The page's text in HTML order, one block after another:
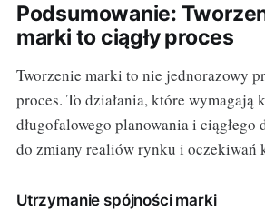
Podsumowanie:
marki to ciągły proces
Tworzenie marki to nie jednorazowy
proces. To działania, które wymagają
długofalowego planowania i ciągłego
do zmiany realiów rynku i oczekiwań
Utrzymanie spójności marki